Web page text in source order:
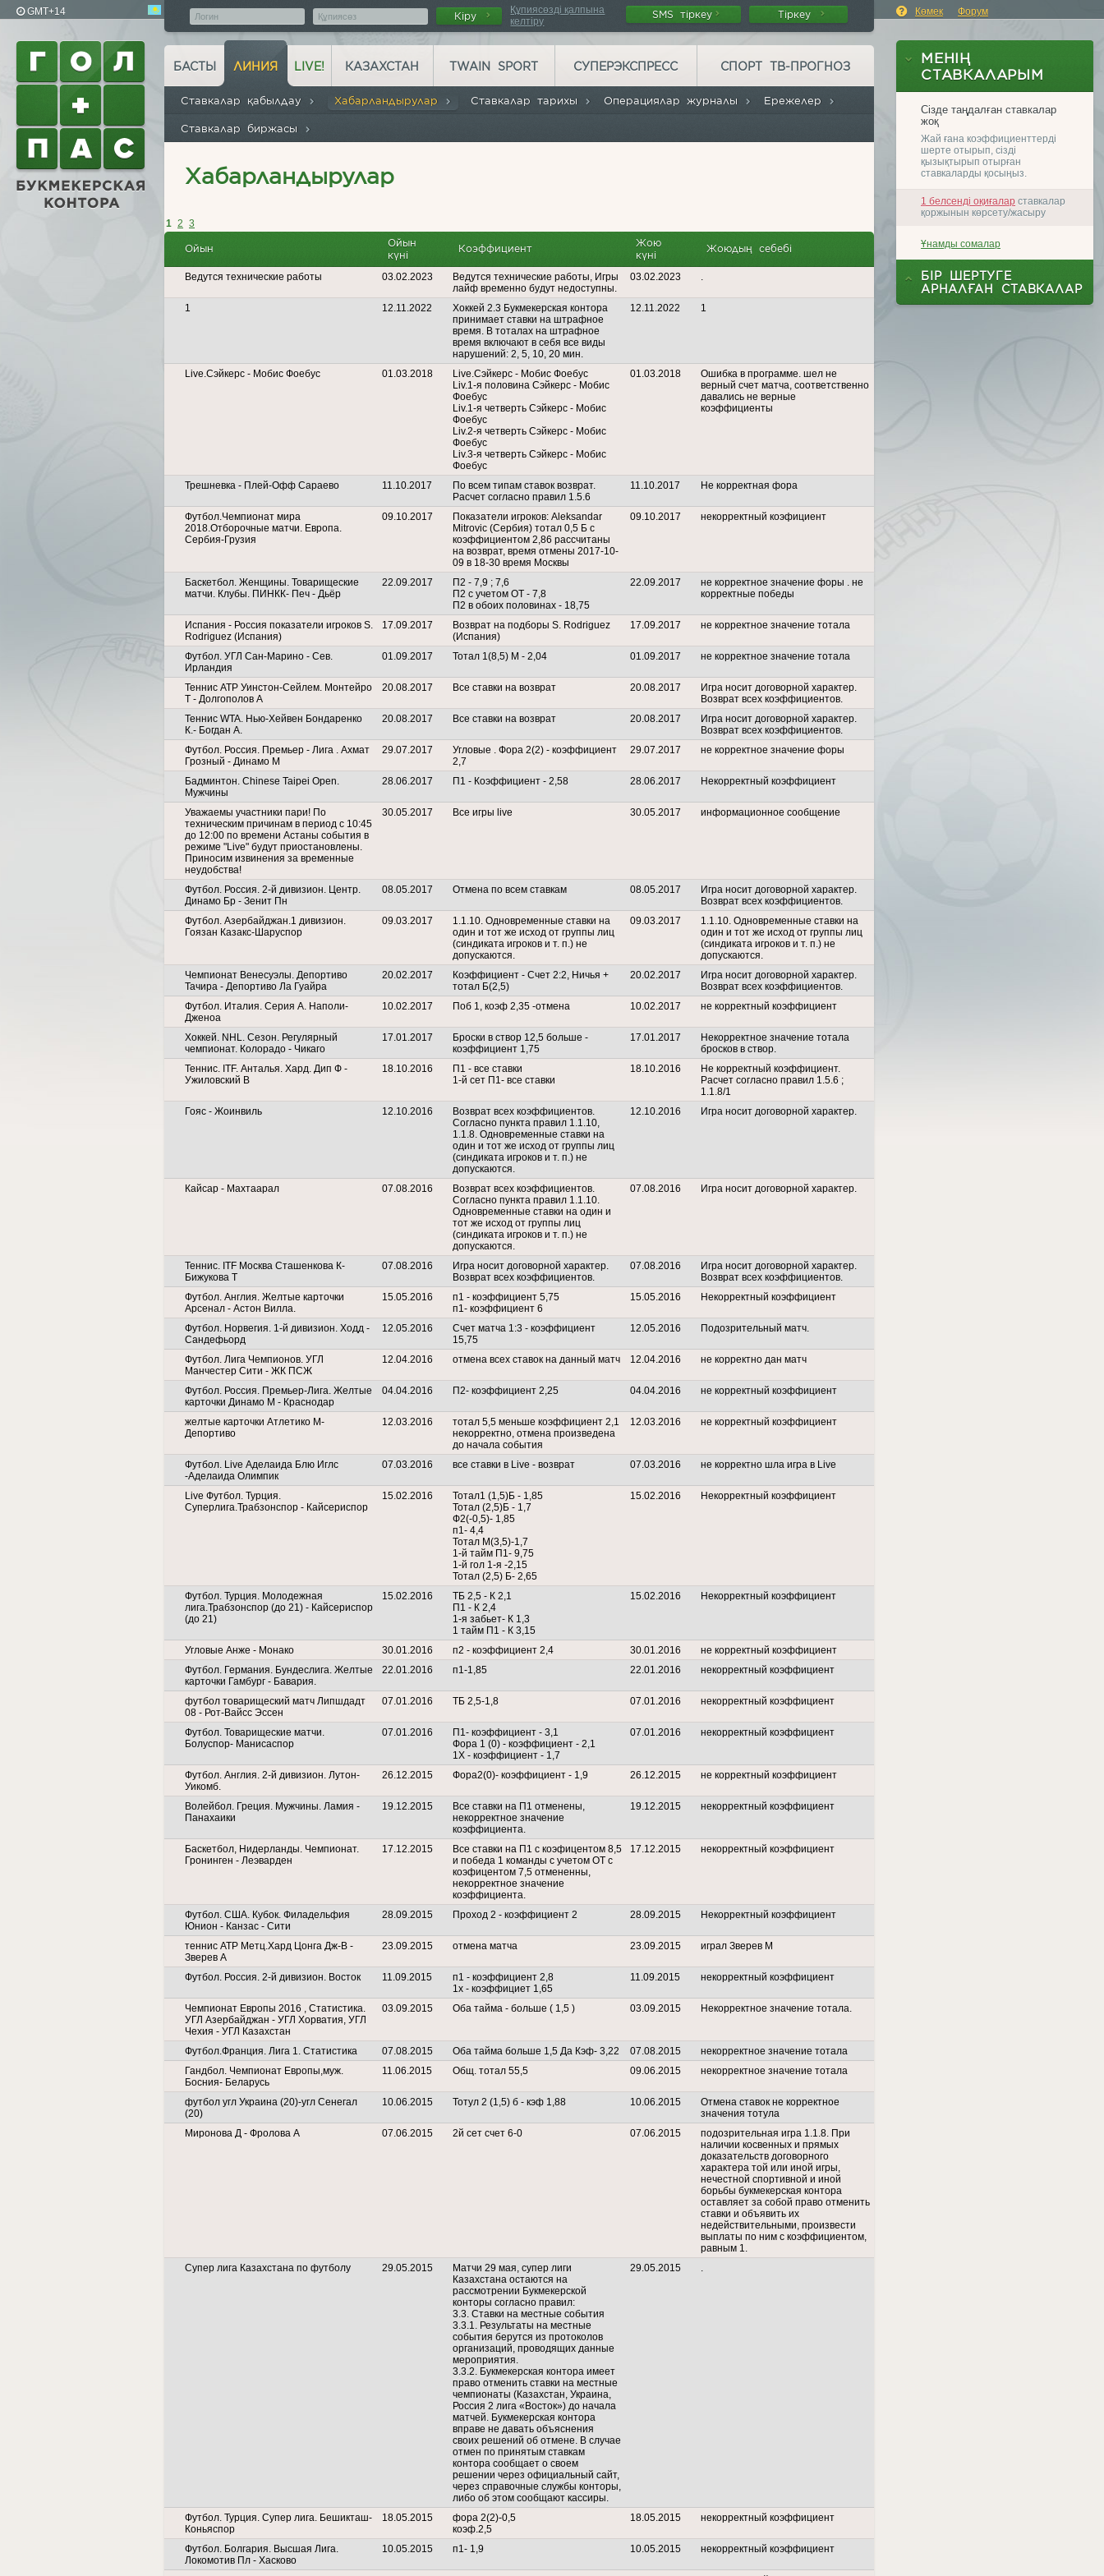
GMT+14 Көмек Форум
Кіру
Құпиясөзді қалпына
келтіру
SMS тіркеу Тіркеу
БАСТЫ ЛИНИЯ
Ставкалар қабылдау Хабарландырулар Ставкалар тарихы Операциялар журналы Ережелер
Ставкалар биржасы
LIVE! КАЗАХСТАН TWAIN SPORT СУПЕРЭКСПРЕСС СПОРТ ТВ-ПРОГНОЗ
Хабарландырулар
1 2 3
Ойын
Ойын
күні
Коэффициент
Жою
күні
Жоюдың себебі
Ведутся технические работы 03.02.2023
Ведутся технические работы, Игры
лайф временно будут недоступны.
03.02.2023 .
1 12.11.2022
Хоккей 2.3 Букмекерская контора
принимает ставки на штрафное
время. В тоталах на штрафное
время включают в себя все виды
нарушений: 2, 5, 10, 20 мин.
12.11.2022 1
Live.Сэйкерс - Мобис Фоебус 01.03.2018
Live.Сэйкерс - Мобис Фоебус
Liv.1-я половина Сэйкерс - Мобис
Фоебус
Liv.1-я четверть Сэйкерс - Мобис
Фоебус
Liv.2-я четверть Сэйкерс - Мобис
Фоебус
Liv.3-я четверть Сэйкерс - Мобис
Фоебус
01.03.2018
Ошибка в программе. шел не
верный счет матча, соответственно
давались не верные
коэффициенты
Трешневка - Плей-Офф Сараево 11.10.2017
По всем типам ставок возврат.
Расчет согласно правил 1.5.6
11.10.2017 Не корректная фора
Футбол.Чемпионат мира
2018.Отборочные матчи. Европа.
Сербия-Грузия
09.10.2017
Показатели игроков: Aleksandar
Mitrovic (Сербия) тотал 0,5 Б с
коэффициентом 2,86 рассчитаны
на возврат, время отмены 2017-10-
09 в 18-30 время Москвы
09.10.2017 некорректный коэфициент
Баскетбол. Женщины. Товарищеские
матчи. Клубы. ПИНКК- Печ - Дьёр
22.09.2017
П2 - 7,9 ; 7,6
П2 с учетом ОТ - 7,8
П2 в обоих половинах - 18,75
22.09.2017
не корректное значение форы . не
корректные победы
Испания - Россия показатели игроков S.
Rodriguez (Испания)
17.09.2017
Возврат на подборы S. Rodriguez
(Испания)
17.09.2017 не корректное значение тотала
Футбол. УГЛ Сан-Марино - Сев.
Ирландия
01.09.2017 Тотал 1(8,5) М - 2,04 01.09.2017 не корректное значение тотала
Теннис АТР Уинстон-Сейлем. Монтейро
Т - Долгополов А
20.08.2017 Все ставки на возврат 20.08.2017
Игра носит договорной характер.
Возврат всех коэффициентов.
Теннис WTA. Нью-Хейвен Бондаренко
К.- Богдан А.
20.08.2017 Все ставки на возврат 20.08.2017
Игра носит договорной характер.
Возврат всех коэффициентов.
Футбол. Россия. Премьер - Лига . Ахмат
Грозный - Динамо М
29.07.2017
Угловые . Фора 2(2) - коэффициент
2,7
29.07.2017 не корректное значение форы
Бадминтон. Chinese Taipei Open.
Мужчины
28.06.2017 П1 - Коэффициент - 2,58 28.06.2017 Некорректный коэффициент
Уважаемы участники пари! По
техническим причинам в период с 10:45
до 12:00 по времени Астаны события в
режиме "Live" будут приостановлены.
Приносим извинения за временные
неудобства!
30.05.2017 Все игры live 30.05.2017 информационное сообщение
Футбол. Россия. 2-й дивизион. Центр.
Динамо Бр - Зенит Пн
08.05.2017 Отмена по всем ставкам 08.05.2017
Игра носит договорной характер.
Возврат всех коэффициентов.
Футбол. Азербайджан.1 дивизион.
Гоязан Казакс-Шаруспор
09.03.2017
1.1.10. Одновременные ставки на
один и тот же исход от группы лиц
(синдиката игроков и т. п.) не
допускаются.
09.03.2017
1.1.10. Одновременные ставки на
один и тот же исход от группы лиц
(синдиката игроков и т. п.) не
допускаются.
Чемпионат Венесуэлы. Депортиво
Тачира - Депортиво Ла Гуайра
20.02.2017
Коэффициент - Счет 2:2, Ничья +
тотал Б(2,5)
20.02.2017
Игра носит договорной характер.
Возврат всех коэффициентов.
Футбол. Италия. Серия А. Наполи-
Дженоа
10.02.2017 Поб 1, коэф 2,35 -отмена 10.02.2017 не корректный коэффициент
Хоккей. NHL. Сезон. Регулярный
чемпионат. Колорадо - Чикаго
17.01.2017
Броски в створ 12,5 больше -
коэффициент 1,75
17.01.2017
Некорректное значение тотала
бросков в створ.
Теннис. ITF. Анталья. Хард. Дип Ф -
Ужиловский В
18.10.2016
П1 - все ставки
1-й сет П1- все ставки
18.10.2016
Не корректный коэффициент.
Расчет согласно правил 1.5.6 ;
1.1.8/1
Гояс - Жоинвиль
12.10.2016
Возврат всех коэффициентов.
Согласно пункта правил 1.1.10,
1.1.8. Одновременные ставки на
один и тот же исход от группы лиц
(синдиката игроков и т. п.) не
допускаются.
12.10.2016 Игра носит договорной характер.
Кайсар - Махтаарал 07.08.2016
Возврат всех коэффициентов.
Согласно пункта правил 1.1.10.
Одновременные ставки на один и
тот же исход от группы лиц
(синдиката игроков и т. п.) не
допускаются.
07.08.2016 Игра носит договорной характер.
Теннис. ITF Москва Сташенкова К-
Бижукова Т
07.08.2016
Игра носит договорной характер.
Возврат всех коэффициентов.
07.08.2016
Игра носит договорной характер.
Возврат всех коэффициентов.
Футбол. Англия. Желтые карточки
Арсенал - Астон Вилла.
15.05.2016
п1 - коэффициент 5,75
п1- коэффициент 6
15.05.2016 Некорректный коэффициент
Футбол. Норвегия. 1-й дивизион. Ходд -
Сандефьорд
12.05.2016
Счет матча 1:3 - коэффициент
15,75
12.05.2016 Подозрительный матч.
Футбол. Лига Чемпионов. УГЛ
Манчестер Сити - ЖК ПСЖ
12.04.2016 отмена всех ставок на данный матч 12.04.2016 не корректно дан матч
Футбол. Россия. Премьер-Лига. Желтые
карточки Динамо М - Краснодар
04.04.2016 П2- коэффициент 2,25 04.04.2016 не корректный коэффициент
желтые карточки Атлетико М-
Депортиво
12.03.2016
тотал 5,5 меньше коэффициент 2,1
некорректно, отмена произведена
до начала события
12.03.2016 не корректный коэффициент
Футбол. Live Аделаида Блю Иглс
-Аделаида Олимпик
07.03.2016 все ставки в Live - возврат 07.03.2016 не корректно шла игра в Live
Live Футбол. Турция.
Суперлига.Трабзонспор - Кайсериспор
15.02.2016
Тотал1 (1,5)Б - 1,85
Тотал (2,5)Б - 1,7
Ф2(-0,5)- 1,85
п1- 4,4
Тотал М(3,5)-1,7
1-й тайм П1- 9,75
1-й гол 1-я -2,15
Тотал (2,5) Б- 2,65
15.02.2016 Некорректный коэффициент
Футбол. Турция. Молодежная
лига.Трабзонспор (до 21) - Кайсериспор
(до 21)
15.02.2016
ТБ 2,5 - К 2,1
П1 - К 2,4
1-я забьет- К 1,3
1 тайм П1 - К 3,15
15.02.2016 Некорректный коэффициент
Угловые Анже - Монако 30.01.2016 п2 - коэффициент 2,4 30.01.2016
не корректный коэффициент
Футбол. Германия. Бундеслига. Желтые
карточки Гамбург - Бавария.
22.01.2016 п1-1,85 22.01.2016 некорректный коэффициент
футбол товарищеский матч Липшдадт
08 - Рот-Вайсс Эссен
07.01.2016 ТБ 2,5-1,8 07.01.2016 некорректный коэффициент
Футбол. Товарищеские матчи.
Болуспор- Манисаспор
07.01.2016
П1- коэффициент - 3,1
Фора 1 (0) - коэффициент - 2,1
1Х - коэффициент - 1,7
07.01.2016 некорректный коэффициент
Футбол. Англия. 2-й дивизион. Лутон-
Уикомб.
26.12.2015 Фора2(0)- коэффициент - 1,9 26.12.2015 не корректный коэффициент
Волейбол. Греция. Мужчины. Ламия -
Панахаики
19.12.2015
Все ставки на П1 отменены,
некорректное значение
коэффициента.
19.12.2015 некорректный коэффициент
Баскетбол, Нидерланды. Чемпионат.
Гронинген - Леэварден
17.12.2015
Все ставки на П1 с коэфицентом 8,5
и победа 1 команды с учетом ОТ с
коэфицентом 7,5 отмененны,
некорректное значение
коэффициента.
17.12.2015 некорректный коэффициент
Футбол. США. Кубок. Филадельфия
Юнион - Канзас - Сити
28.09.2015 Проход 2 - коэффициент 2 28.09.2015 Некорректный коэффициент
теннис ATP Метц.Хард Цонга Дж-В -
Зверев А
23.09.2015 отмена матча 23.09.2015 играл Зверев М
Футбол. Россия. 2-й дивизион. Восток 11.09.2015
п1 - коэффициент 2,8
1х - коэффициет 1,65
11.09.2015 некорректный коэффициент
Чемпионат Европы 2016 , Статистика.
УГЛ Азербайджан - УГЛ Хорватия, УГЛ
Чехия - УГЛ Казахстан
03.09.2015 Оба тайма - больше ( 1,5 ) 03.09.2015 Некорректное значение тотала.
Футбол.Франция. Лига 1. Статистика 07.08.2015 Оба тайма больше 1,5 Да Кэф- 3,22 07.08.2015
некорректное значение тотала
Гандбол. Чемпионат Европы,муж.
Босния- Беларусь
11.06.2015 Общ. тотал 55,5 09.06.2015 некорректное значение тотала
футбол угл Украина (20)-угл Сенегал
(20)
10.06.2015 Тотул 2 (1,5) б - кэф 1,88 10.06.2015
Отмена ставок не корректное
значения тотула
Миронова Д - Фролова А
07.06.2015 2й сет счет 6-0 07.06.2015
подозрительная игра 1.1.8. При
наличии косвенных и прямых
доказательств договорного
характера той или иной игры,
нечестной спортивной и иной
борьбы букмекерская контора
оставляет за собой право отменить
ставки и объявить их
недействительными, произвести
выплаты по ним с коэффициентом,
равным 1.
Супер лига Казахстана по футболу
29.05.2015
Матчи 29 мая, супер лиги
Казахстана остаются на
рассмотрении Букмекерской
конторы согласно правил:
3.3. Ставки на местные события
3.3.1. Результаты на местные
события берутся из протоколов
организаций, проводящих данные
мероприятия.
3.3.2. Букмекерская контора имеет
право отменить ставки на местные
чемпионаты (Казахстан, Украина,
Россия 2 лига «Восток») до начала
матчей. Букмекерская контора
вправе не давать объяснения
своих решений об отмене. В случае
отмен по принятым ставкам
контора сообщает о своем
решении через официальный сайт,
через справочные службы конторы,
либо об этом сообщают кассиры.
29.05.2015 .
Футбол. Турция. Супер лига. Бешикташ-
Коньяспор
18.05.2015
фора 2(2)-0,5
коэф.2,5
18.05.2015 некорректный коэффициент
Футбол. Болгария. Высшая Лига.
Локомотив Пл - Хасково
10.05.2015 п1- 1,9 10.05.2015 некорректный коэффициент